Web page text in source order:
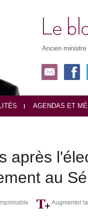
AGENDAS ET
après
au
Augmenter